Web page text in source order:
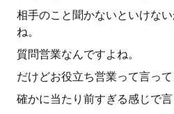
相手のこと聞かないといけな
ね。
質問営業なんですよね。
だけどお役立ち営業って言って
確かに当たり前すぎる感じで言